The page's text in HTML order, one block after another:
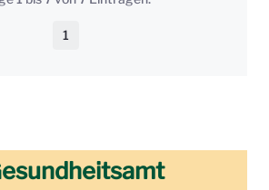
Seite
1